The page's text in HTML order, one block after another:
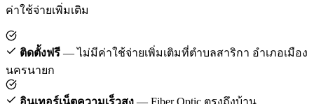
ค่าใช้จ่ายเพิ่มเติม
ติดตั้งฟรี — ไม่มีค่าใช้จ่ายเพิ่มเติมที่ตำบลสาริกา อำเภอเมือง
นครนายก
อินเทอร์เน็ตความเร็วสูง — Fiber Optic ตรงถึงบ้าน